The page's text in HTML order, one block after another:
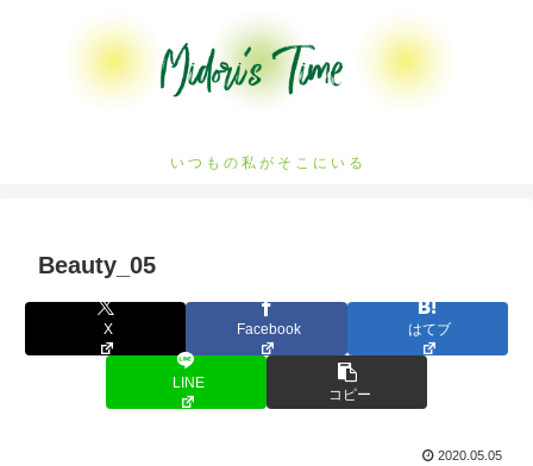
い つ も の 私 が そ こ に い る
Beauty_05
X Facebook はてブ
LINE
コピー
2020.05.05